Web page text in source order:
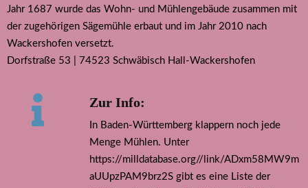
Jahr 1687 wurde das Wohn- und Mühlengebäude zusammen mit
der zugehörigen Sägemühle erbaut und im Jahr 2010 nach
Wackershofen versetzt.
Dorfstraße 53 | 74523 Schwäbisch Hall-Wackershofen
Zur Info:
In Baden-Württemberg klappern noch jede
Menge Mühlen. Unter
https://milldatabase.org//link/ADxm58MW9m
aUUpzPAM9brz2S gibt es eine Liste der